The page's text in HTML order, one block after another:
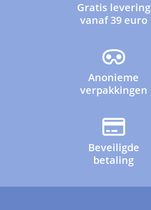
Gratis levering
vanaf 39 euro
Anonieme
verpakkingen
Beveiligde
betaling